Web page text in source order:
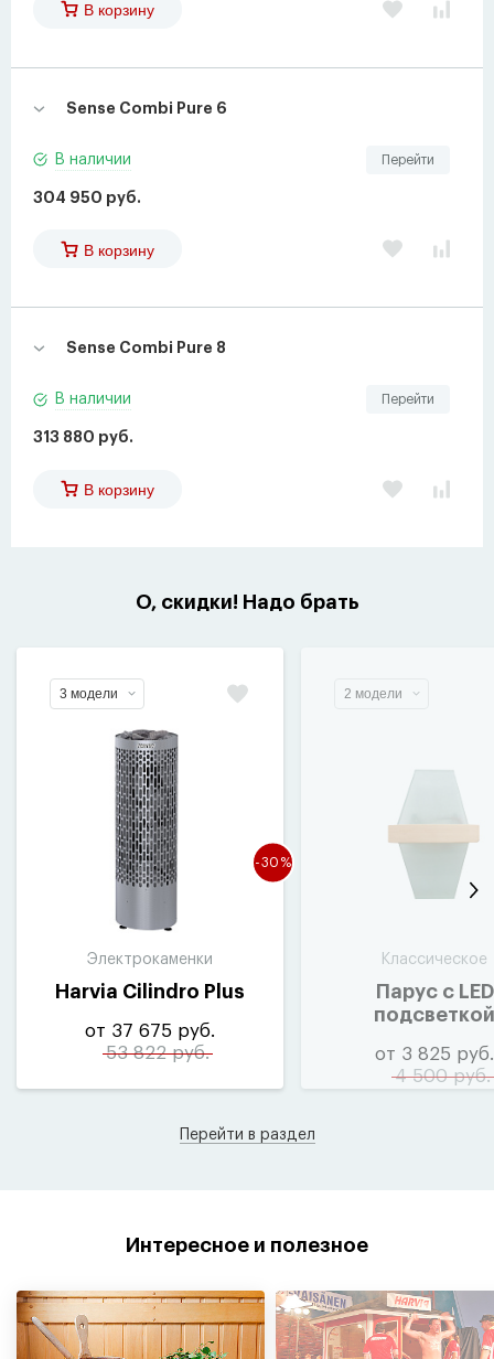
В корзину
Sense Combi Pure 6
Перейти
В наличии
304 950 руб.
В корзину
Sense Combi Pure 8
Перейти
В наличии
313 880 руб.
В корзину
О, скидки! Надо брать
3 модели
-30%
Электрокаменки
Harvia Cilindro Plus
от 37 675 руб.
53 822 руб.
2 модели
Классическое
Парус с LED
подсветкой
от 3 825 руб.
4 500 руб.
Перейти в раздел
Интересное и полезное